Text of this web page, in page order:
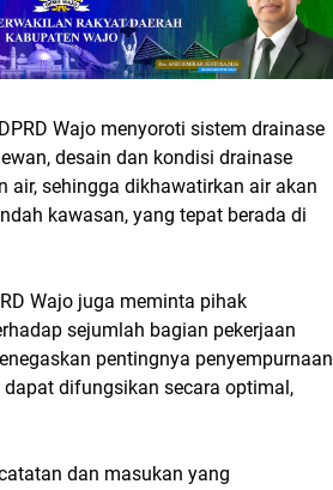
Wajo menyoroti sistem drainase
desain dan kondisi drainase
air, sehingga dikhawatirkan air akan
kawasan, yang tepat berada di
Wajo juga meminta pihak
sejumlah bagian pekerjaan
pentingnya penyempurnaan
difungsikan secara optimal,
dan masukan yang